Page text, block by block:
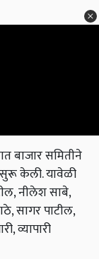
बाजार समितीने
सुरू केली. यावेळी
नीलेश साबे,
सागर पाटील,
व्यापारी